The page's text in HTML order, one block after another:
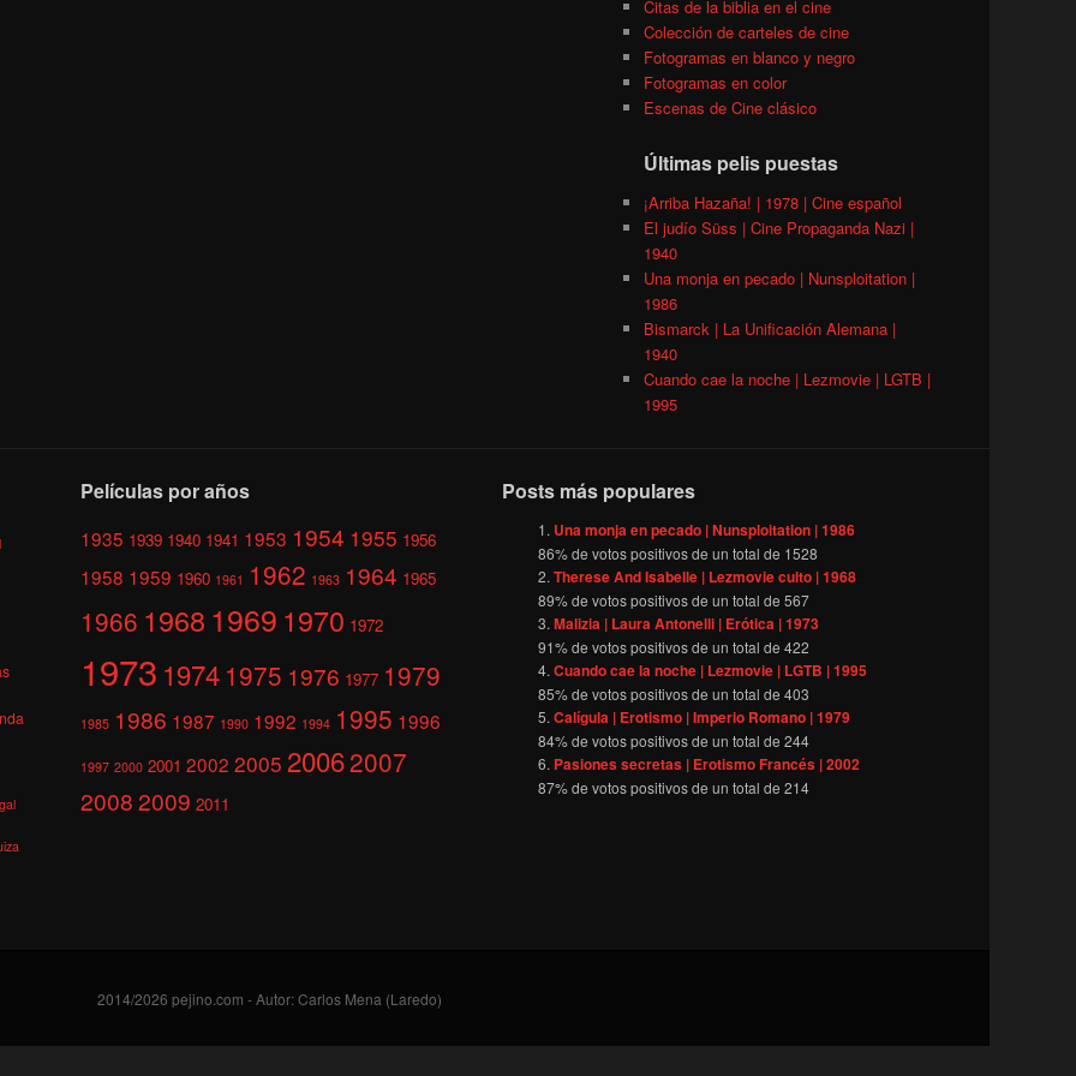
Citas de la biblia en el cine
Colección de carteles de cine
Fotogramas en blanco y negro
Fotogramas en color
Escenas de Cine clásico
Últimas pelis puestas
¡Arriba Hazaña! | 1978 | Cine español
El judío Süss | Cine Propaganda Nazi |
1940
Una monja en pecado | Nunsploitation |
1986
Bismarck | La Unificación Alemana |
1940
Cuando cae la noche | Lezmovie | LGTB |
1995
Películas por años
1935 1939 1940 1941 1953 1954 1955 1956
1958 1959 1960 1961 1962 1963 1964 1965
1966 1968 1969 1970 1972
1973 1974 1975 1976 1977 1979
1985 1986 1987 1990 1992 1994 1995 1996
1997 2000 2001 2002 2005 20062007
20082009 2011
Posts más populares
Una monja en pecado | Nunsploitation | 1986
86% de votos positivos de un total de 1528
Therese And Isabelle | Lezmovie culto | 1968
89% de votos positivos de un total de567
Malizia | Laura Antonelli | Erótica | 1973
91% de votos positivos de un total de422
Cuando cae la noche | Lezmovie | LGTB | 1995
85% de votos positivos de un total de403
Calígula | Erotismo | Imperio Romano | 1979
84% de votos positivos de un total de244
Pasiones secretas | Erotismo Francés | 2002
87% de votos positivos de un total de214
2014/2026 pejino.com - Autor: Carlos Mena (Laredo)